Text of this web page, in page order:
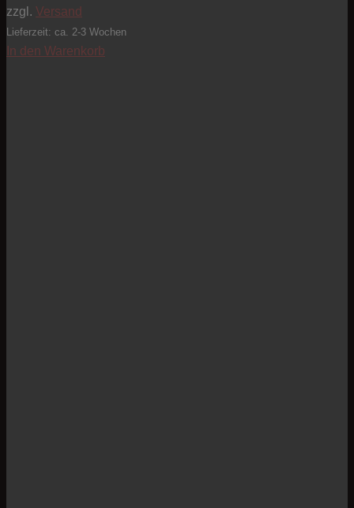
zzgl. Versand
Lieferzeit: ca. 2-3 Wochen
In den Warenkorb